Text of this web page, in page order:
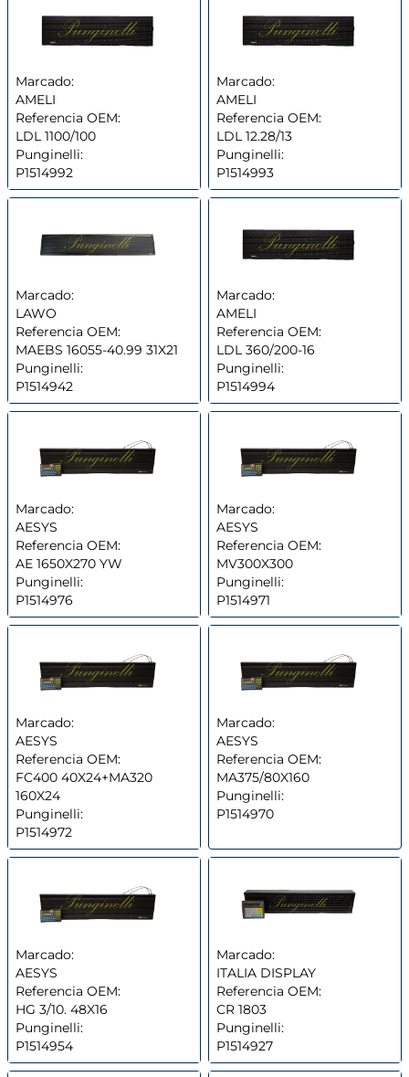
Marcado:
AMELI
Referencia OEM:
LDL 1100/100
Punginelli:
P1514992
Marcado:
AMELI
Referencia OEM:
LDL 12.28/13
Punginelli:
P1514993
Marcado:
LAWO
Referencia OEM:
MAEBS 16055-40.99 31X21
Punginelli:
P1514942
Marcado:
AMELI
Referencia OEM:
LDL 360/200-16
Punginelli:
P1514994
Marcado:
AESYS
Referencia OEM:
AE 1650X270 YW
Punginelli:
P1514976
Marcado:
AESYS
Referencia OEM:
MV300X300
Punginelli:
P1514971
Marcado:
AESYS
Referencia OEM:
FC400 40X24+MA320
160X24
Punginelli:
P1514972
Marcado:
AESYS
Referencia OEM:
MA375/80X160
Punginelli:
P1514970
Marcado:
AESYS
Referencia OEM:
HG 3/10. 48X16
Punginelli:
P1514954
Marcado:
ITALIA DISPLAY
Referencia OEM:
CR 1803
Punginelli:
P1514927